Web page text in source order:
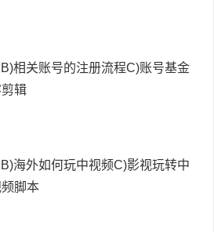
相关账号的注册流程C)账号基金
辑
海外如何玩中视频C)影视玩转中
脚本